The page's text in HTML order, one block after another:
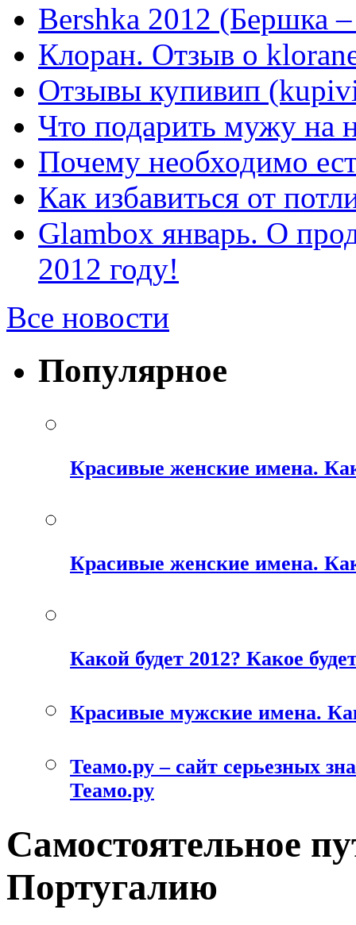
Bershka 2012 (Бершка
Клоран. Отзыв о
Отзывы купивип
Что подарить мужу на
Почему необходимо
Как избавиться от
Glambox январь. О
2012 году!
Все новости
Популярное
Красивые женские имена.
Красивые женские имена.
Какой будет 2012? Какое
Красивые мужские имена.
Теамо.ру – сайт серьезных
Теамо.ру
Самостоятельное
Португалию